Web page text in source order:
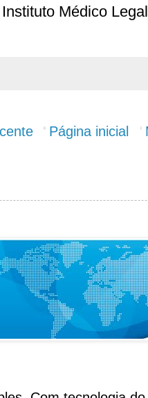
Médico
Página inicial